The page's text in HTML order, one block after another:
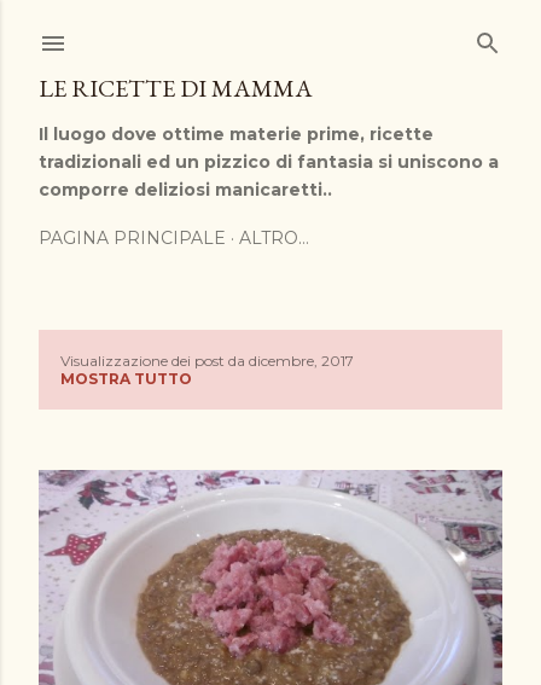
LE RICETTE DI MAMMA
Il luogo dove ottime materie prime, ricette
tradizionali ed un pizzico di fantasia si uniscono a
comporre deliziosi manicaretti..
PAGINA PRINCIPALE ALTRO…
s
t
Visualizzazione dei post da dicembre, 2017
MOSTRA TUTTO